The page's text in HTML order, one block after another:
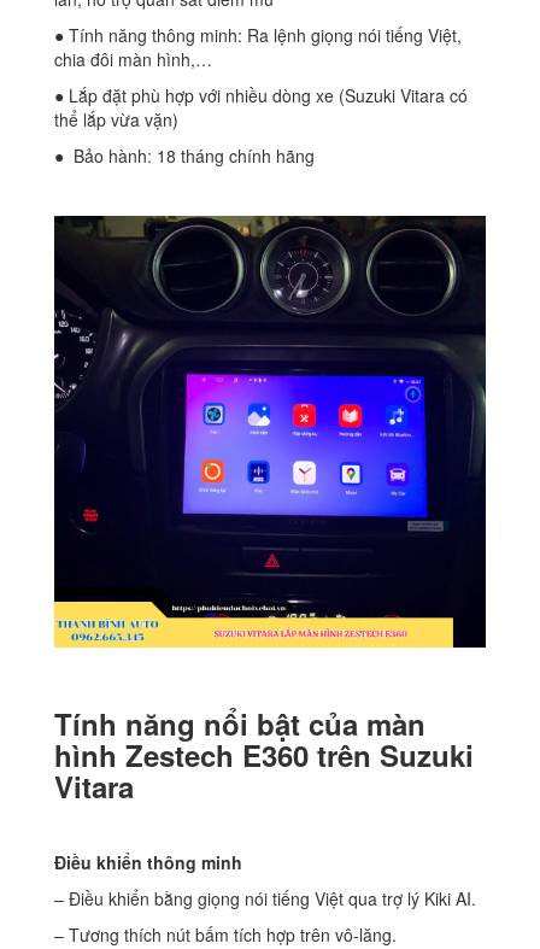
● Tính năng thông minh: Ra lệnh giọng nói tiếng Việt,
chia đôi màn hình,…
● Lắp đặt phù hợp với nhiều dòng xe (Suzuki Vitara có
thể lắp vừa vặn)
● Bảo hành: 18 tháng chính hãng
Tính năng nổi bật của màn
hình Zestech E360 trên Suzuki
Vitara
Điều khiển thông minh
– Điều khiển bằng giọng nói tiếng Việt qua trợ lý Kiki AI.
– Tương thích nút bấm tích hợp trên vô-lăng.